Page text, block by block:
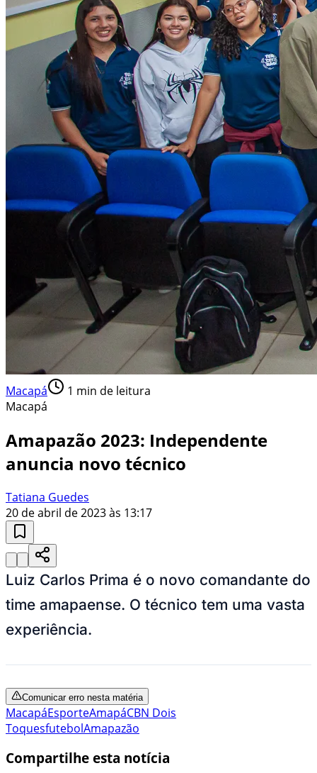
Macapá 1 min de leitura
Macapá
Amapazão 2023: Independente
anuncia novo técnico
Tatiana Guedes
20 de abril de 2023 às 13:17
Luiz Carlos Prima é o novo comandante do
time amapaense. O técnico tem uma vasta
experiência.
Comunicar erro nesta matéria
MacapáEsporteAmapáCBN Dois
ToquesfutebolAmapazão
Compartilhe esta notícia